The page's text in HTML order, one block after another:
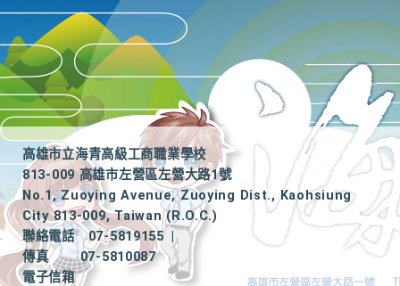
高雄市立海青高級工商職業學校
813-009 高雄市左營區左營大路1號
No.1, Zuoying Avenue, Zuoying Dist., Kaohsiung
City 813-009, Taiwan (R.O.C.)
聯絡電話
07-5819155
|
傳真
07-5810087
電子信箱